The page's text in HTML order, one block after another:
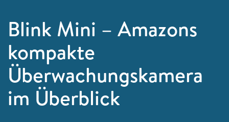
Blink Mini – Amazons
kompakte
Überwachungskamera
im Überblick